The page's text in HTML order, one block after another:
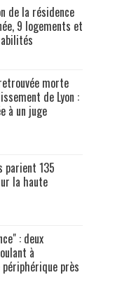
de la résidence
9 logements et
morte
de Lyon :
à un juge
parient 135
la haute
: deux
à
près